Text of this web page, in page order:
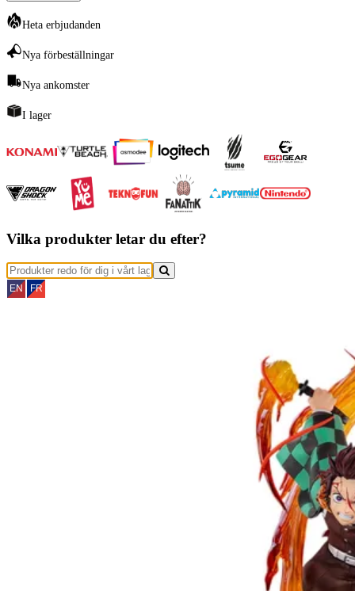
Heta erbjudanden
Nya förbeställningar
Nya ankomster
I lager
Vilka produkter letar du efter?